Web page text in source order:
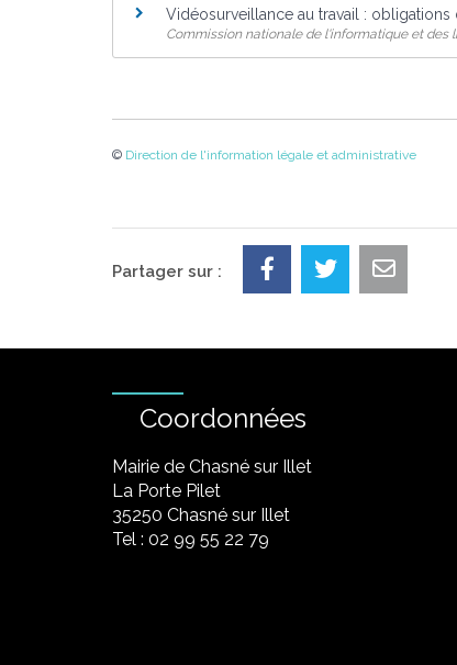
Vidéosurveillance au travail :
Commission nationale de l'informatique et des
© Direction de l'information légale et administrative
Partager sur :
Coordonnées
Mairie de Chasné sur Illet
La Porte Pilet
35250 Chasné sur Illet
Tel : 02 99 55 22 79